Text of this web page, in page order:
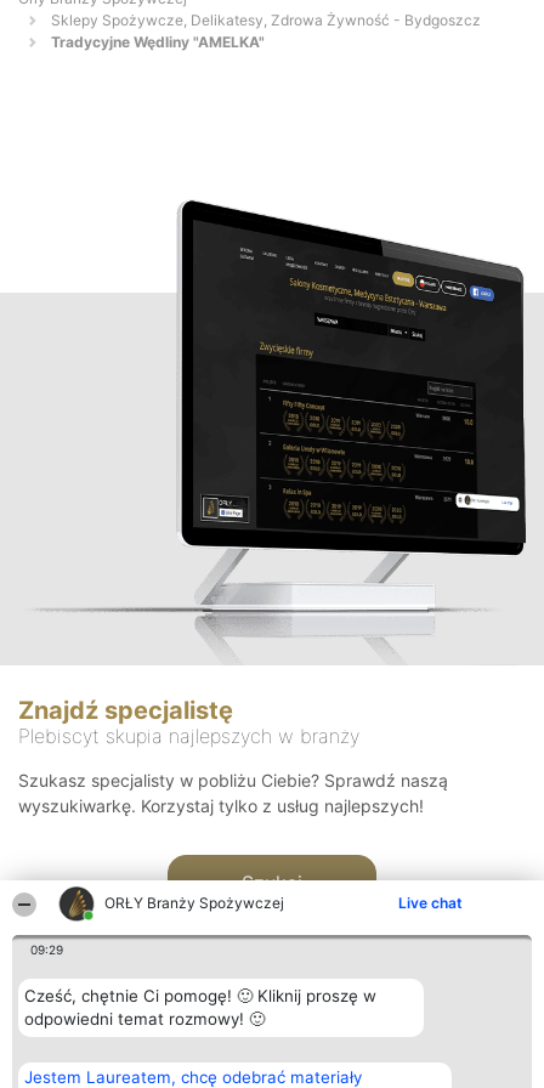
ORŁY Branży Spożywczej Live chat
09:29
Cześć, chętnie Ci pomogę! 🙂 Kliknij proszę w
odpowiedni temat rozmowy! 🙂
Jestem Laureatem, chcę odebrać materiały
Sklepy Spożywcze, Delikatesy, Zdrowa Żywność - Bydgoszcz
Tradycyjne Wędliny "AMELKA"
Znajdź specjalistę
Plebiscyt skupia najlepszych w branży
Szukasz specjalisty w pobliżu Ciebie? Sprawdź naszą
wyszukiwarkę. Korzystaj tylko z usług najlepszych!
Szukaj
Organizator plebiscytu
Bright Side Solutions sp. z o.
Plebiscyt
Laureaci
Kontakt
Kontakt